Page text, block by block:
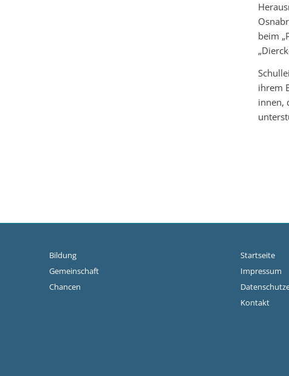
beim
ihrem
innen,
Bildung
Gemeinschaft
Chancen
Startseite
Impressum
Kontakt